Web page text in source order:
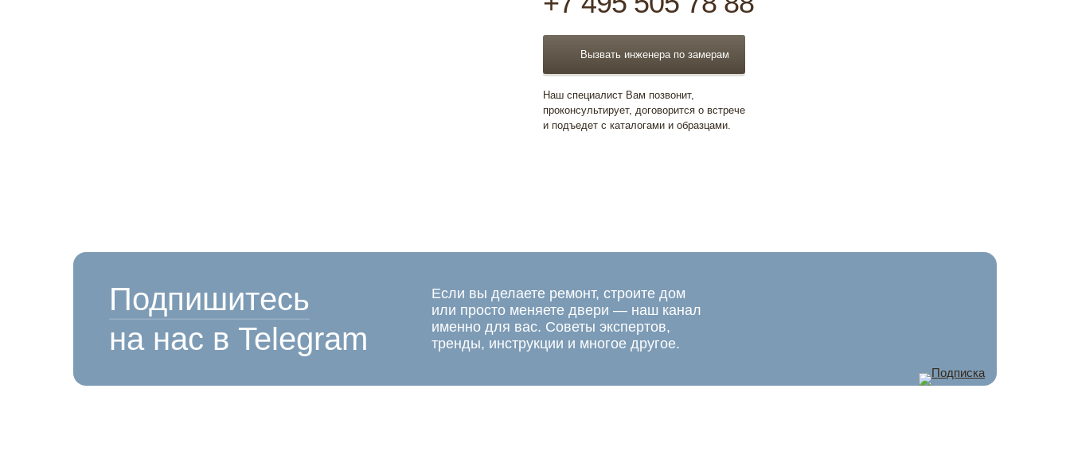
Вызвать инженера по замерам
Наш специалист Вам позвонит,
проконсультирует, договорится о встрече
и подъедет с каталогами и образцами.
Подпишитесь
на нас в Telegram
Если вы делаете ремонт, строите дом
или просто меняете двери — наш канал
именно для вас. Советы экспертов,
тренды, инструкции и многое другое.